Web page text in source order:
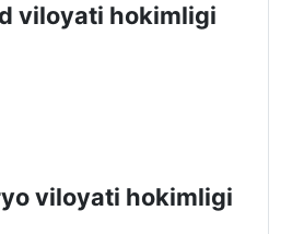
viloyati hokimligi
vilоyati hоkimligi